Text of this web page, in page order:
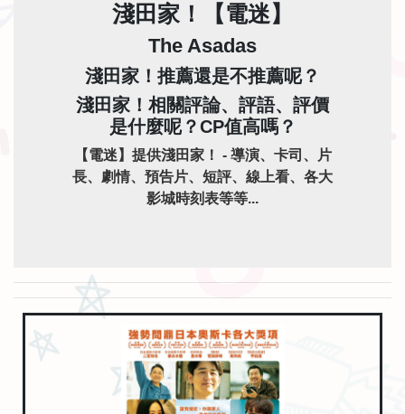
淺田家！【電迷】
The Asadas
淺田家！推薦還是不推薦呢？
淺田家！相關評論、評語、評價
是什麼呢？CP值高嗎？
【電迷】提供淺田家！ - 導演、卡司、片
長、劇情、預告片、短評、線上看、各大
影城時刻表等等...